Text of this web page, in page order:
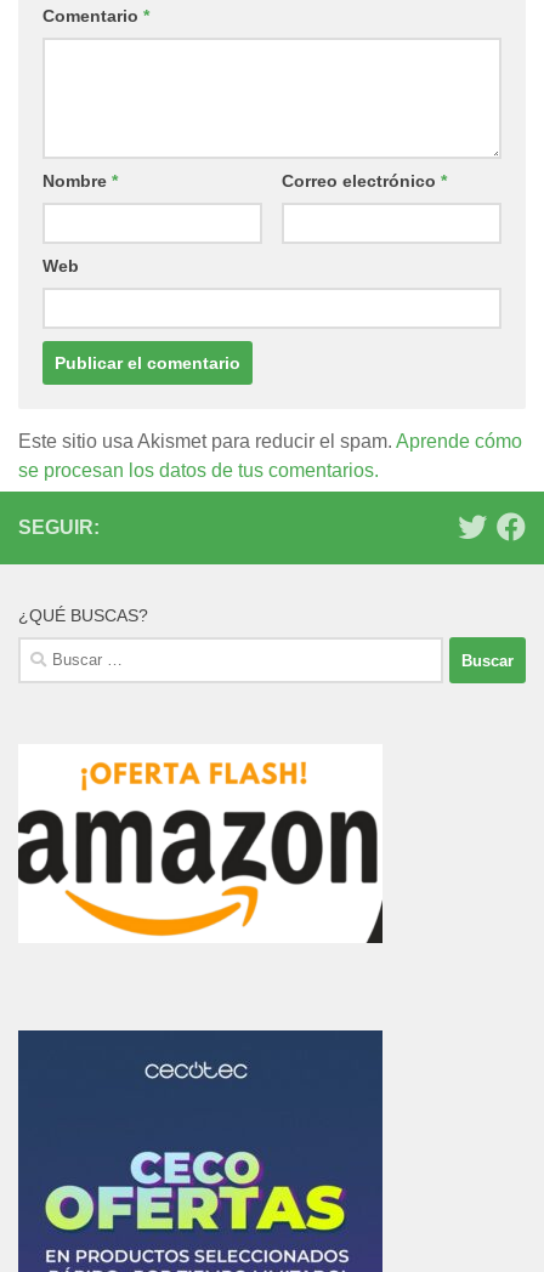
Comentario *
Nombre * Correo electrónico *
Web
Este sitio usa Akismet para reducir el spam. Aprende cómo
se procesan los datos de tus comentarios.
SEGUIR:
¿QUÉ BUSCAS?
Buscar: